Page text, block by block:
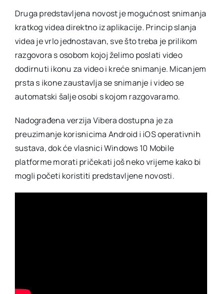
Druga predstavljena novost je mogućnost snimanja
kratkog videa direktno iz aplikacije. Princip slanja
videa je vrlo jednostavan, sve što treba je prilikom
razgovora s osobom kojoj želimo poslati video
dodirnuti ikonu za video i kreće snimanje. Micanjem
prsta s ikone zaustavlja se snimanje i video se
automatski šalje osobi s kojom razgovaramo.
Nadograđena verzija Vibera dostupna je za
preuzimanje korisnicima Android i iOS operativnih
sustava, dok će vlasnici Windows 10 Mobile
platforme morati pričekati još neko vrijeme kako bi
mogli početi koristiti predstavljene novosti.